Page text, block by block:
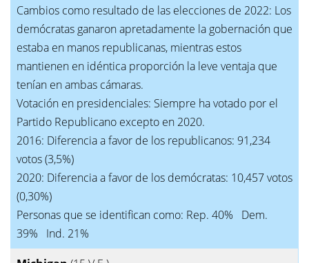
Cambios como resultado de las elecciones de 2022: Los
demócratas ganaron apretadamente la gobernación que
estaba en manos republicanas, mientras estos
mantienen en idéntica proporción la leve ventaja que
tenían en ambas cámaras.
Votación en presidenciales: Siempre ha votado por el
Partido Republicano excepto en 2020.
2016: Diferencia a favor de los republicanos: 91,234
votos (3,5%)
2020: Diferencia a favor de los demócratas: 10,457 votos
(0,30%)
Personas que se identifican como: Rep. 40% Dem.
39% Ind. 21%